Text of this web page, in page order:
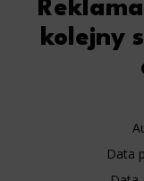
kolejny
Data